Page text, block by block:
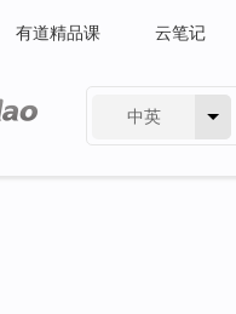
有道精品课 云笔记
中英